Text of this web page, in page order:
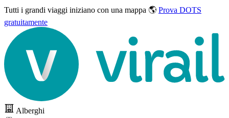
Tutti i grandi viaggi iniziano con una mappa 🌎 Prova DOTS
gratuitamente
Alberghi